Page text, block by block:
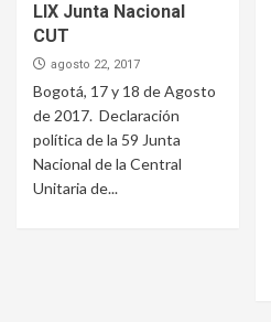
LIX Junta Nacional
CUT
agosto 22, 2017
Bogotá, 17 y 18 de Agosto
de 2017. Declaración
política de la 59 Junta
Nacional de la Central
Unitaria de...